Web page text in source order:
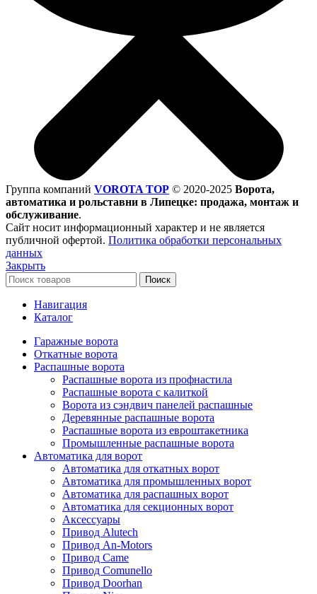
Группа компаний VOROTA TOP © 2020-2025 Ворота,
автоматика и рольставни в Липецке: продажа, монтаж и
обслуживание.
Сайт носит информационный характер и не является
публичной офертой. Политика обработки персональных
данных
Закрыть
Поиск
Навигация
Каталог
Гаражные ворота
Откатные ворота
Распашные ворота
Распашные ворота из профнастила
Распашные ворота с калиткой
Ворота из сэндвич панелей распашные
Деревянные распашные ворота
Распашные ворота из евроштакетника
Промышленные распашные ворота
Автоматика для ворот
Автоматика для откатных ворот
Автоматика для промышленных ворот
Автоматика для распашных ворот
Автоматика для секционных ворот
Аксессуары
Привод Alutech
Привод An-Motors
Привод Came
Привод Comunello
Привод Doorhan